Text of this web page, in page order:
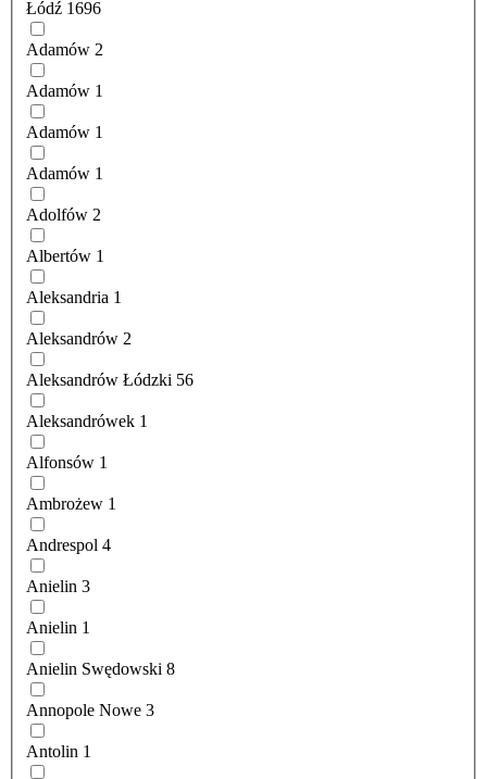
Łódź 1696
Adamów 2
Adamów 1
Adamów 1
Adamów 1
Adolfów 2
Albertów 1
Aleksandria 1
Aleksandrów 2
Aleksandrów Łódzki 56
Aleksandrówek 1
Alfonsów 1
Ambrożew 1
Andrespol 4
Anielin 3
Anielin 1
Anielin Swędowski 8
Annopole Nowe 3
Antolin 1